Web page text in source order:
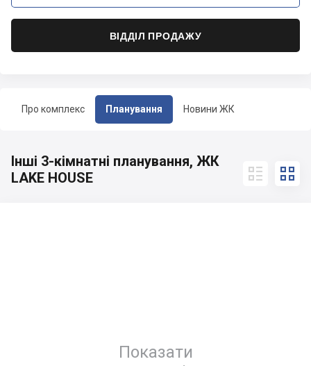
Про комплекс Планування Новини ЖК
ВІДДІЛ ПРОДАЖУ
Інші 3-кімнатні планування, ЖК
LAKE HOUSE
 
Показати